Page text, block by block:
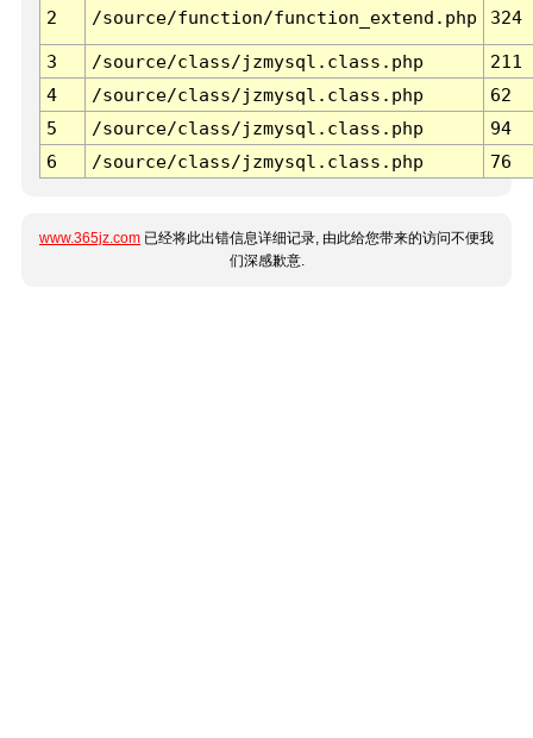
2 /source/function/function_extend.php 324
3 /source/class/jzmysql.class.php
211
4
/source/class/jzmysql.class.php
62
5
/source/class/jzmysql.class.php
94
6
/source/class/jzmysql.class.php 76
www.365jz.com 已经将此出错信息详细记录, 由此给您带来的访问不便我
们深感歉意.